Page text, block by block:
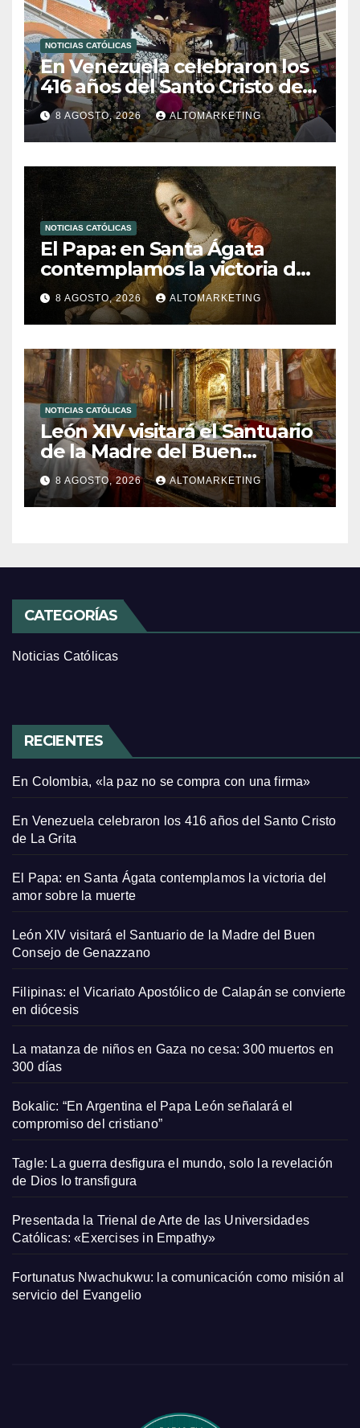
NOTICIAS CATÓLICAS
En Venezuela celebraron los
416 años del Santo Cristo de
La Grita
8 AGOSTO, 2026 ALTOMARKETING
NOTICIAS CATÓLICAS
El Papa: en Santa Ágata
contemplamos la victoria del
amor sobre la muerte
8 AGOSTO, 2026 ALTOMARKETING
NOTICIAS CATÓLICAS
León XIV visitará el Santuario
de la Madre del Buen
Consejo de Genazzano
8 AGOSTO, 2026 ALTOMARKETING
CATEGORÍAS
Noticias Católicas
RECIENTES
En Colombia, «la paz no se compra con una firma»
En Venezuela celebraron los 416 años del Santo Cristo
de La Grita
El Papa: en Santa Ágata contemplamos la victoria del
amor sobre la muerte
León XIV visitará el Santuario de la Madre del Buen
Consejo de Genazzano
Filipinas: el Vicariato Apostólico de Calapán se convierte
en diócesis
La matanza de niños en Gaza no cesa: 300 muertos en
300 días
Bokalic: “En Argentina el Papa León señalará el
compromiso del cristiano”
Tagle: La guerra desfigura el mundo, solo la revelación
de Dios lo transfigura
Presentada la Trienal de Arte de las Universidades
Católicas: «Exercises in Empathy»
Fortunatus Nwachukwu: la comunicación como misión al
servicio del Evangelio